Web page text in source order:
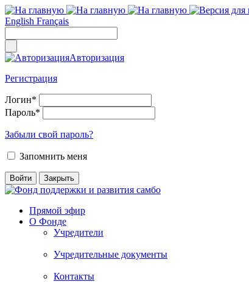
English Français
Авторизация
Регистрация
Логин*
Пароль*
Забыли свой пароль?
Запомнить меня
Прямой эфир
О Фонде
Учредители
Учредительные документы
Контакты